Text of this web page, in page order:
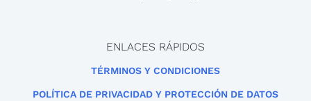
ENLACES RÁPIDOS
TÉRMINOS Y CONDICIONES
POLÍTICA DE PRIVACIDAD Y PROTECCIÓN DE DATOS